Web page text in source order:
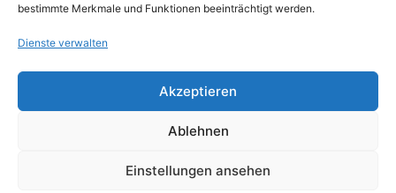
bestimmte Merkmale und Funktionen beeinträchtigt werden.
Dienste verwalten
Akzeptieren
Ablehnen
Einstellungen ansehen
PREMIERE
MÄRZ
2023
–
“EINFÜHRUNG
DIE